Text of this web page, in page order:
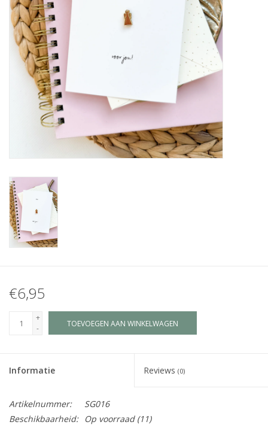
Sieraden
Hebbedingen
Thee, Koffie & wat Lekkers
Wenskaarten
Juf & Meester Cadeaus
Brievenbus Kadootjes
Kadobonnen
Merken
€6,95
+
-
TOEVOEGEN AAN WINKELWAGEN
Informatie Reviews (0)
Artikelnummer:
SG016
Beschikbaarheid:
Op voorraad(11)